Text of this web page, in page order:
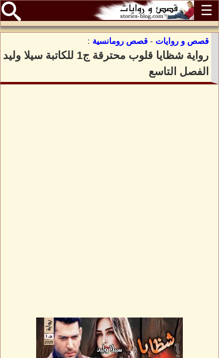
☰
قصص و روايات - قصص رومانسية :
رواية شظايا قلوب محترقة ج1 للكاتبة سيلا وليد
الفصل التاسع